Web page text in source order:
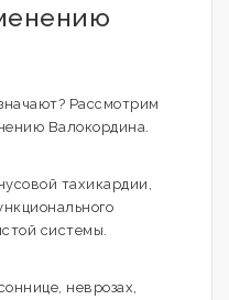
Рассмотрим
Валокордина.
тахикардии,
системы.
неврозах,